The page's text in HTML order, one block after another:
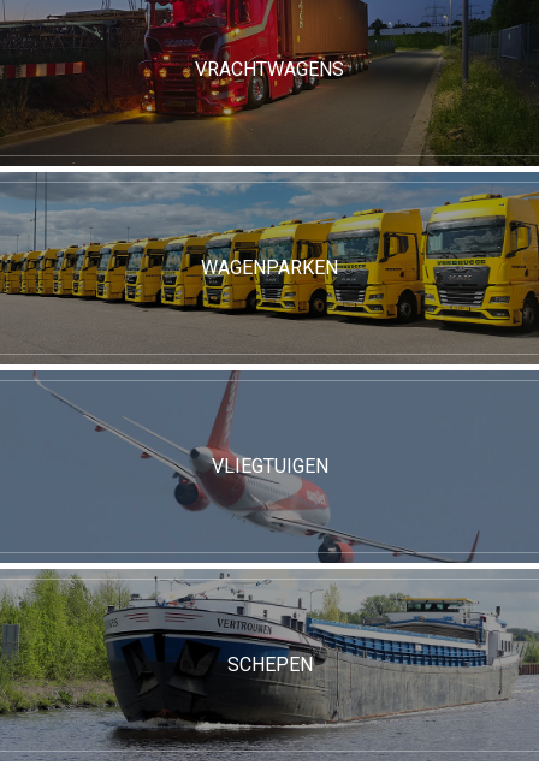
VRACHTWAGENS
WAGENPARKEN
VLIEGTUIGEN
SCHEPEN